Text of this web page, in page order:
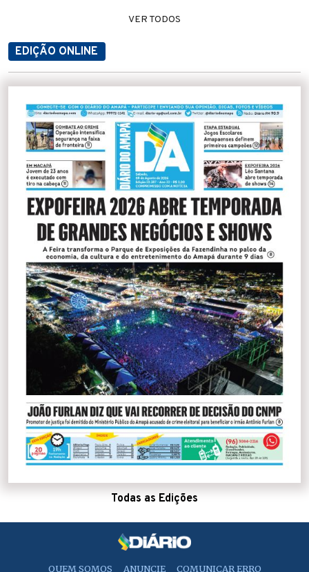
VER TODOS
EDIÇÃO ONLINE
Todas as Edições
QUEM SOMOS ANUNCIE COMUNICAR ERRO